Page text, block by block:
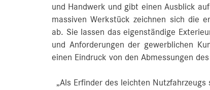
und Handwerk und gibt einen Ausblick
massiven Werkstück zeichnen sich die
ab. Sie lassen das eigenständige
und Anforderungen der gewerblichen
einen Eindruck von den Abmessungen
„Als Erfinder des leichten